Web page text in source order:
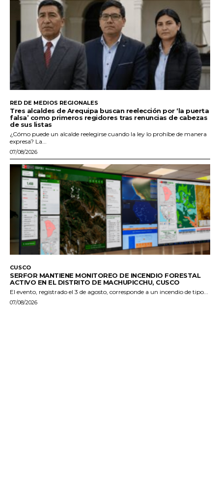
RED DE MEDIOS REGIONALES
Tres alcaldes de Arequipa buscan reelección por ‘la puerta
falsa’ como primeros regidores tras renuncias de cabezas
de sus listas
¿Cómo puede un alcalde reelegirse cuando la ley lo prohíbe de manera
expresa? La...
07/08/2026
CUSCO
SERFOR MANTIENE MONITOREO DE INCENDIO FORESTAL
ACTIVO EN EL DISTRITO DE MACHUPICCHU, CUSCO
El evento, registrado el 3 de agosto, corresponde a un incendio de tipo...
07/08/2026